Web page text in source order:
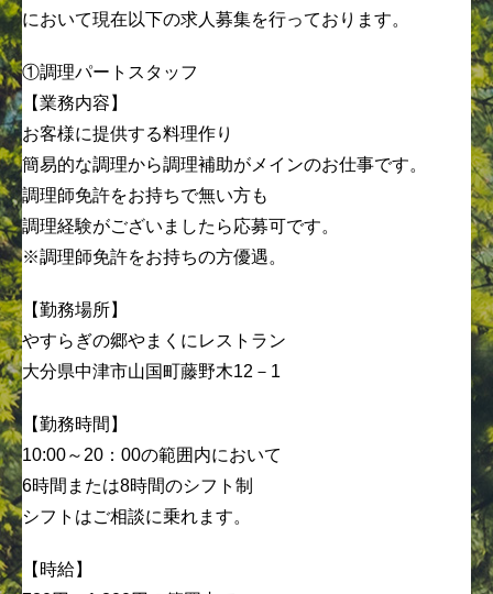
において現在以下の求人募集を行っております。
①調理パートスタッフ
【業務内容】
お客様に提供する料理作り
簡易的な調理から調理補助がメインのお仕事です。
調理師免許をお持ちで無い方も
調理経験がございましたら応募可です。
※調理師免許をお持ちの方優遇。
【勤務場所】
やすらぎの郷やまくにレストラン
大分県中津市山国町藤野木12－1
【勤務時間】
10:00～20：00の範囲内において
6時間または8時間のシフト制
シフトはご相談に乗れます。
【時給】